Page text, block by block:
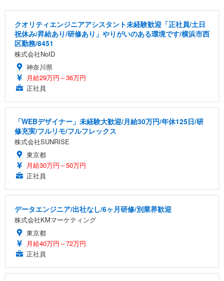
クオリティエンジニアアシスタント未経験歓迎「正社員/土日
祝休み/昇給あり/研修あり」やりがいのある環境です/横浜市西
区勤務/8451
株式会社NoID
神奈川県
月給29万円～36万円
正社員
「WEBデザイナー」未経験大歓迎/月給30万円/年休125日/研
修充実/フルリモ/フルフレックス
株式会社SUNRISE
東京都
月給30万円～50万円
正社員
データエンジニア/出社なし/6ヶ月研修/別業界歓迎
株式会社KMマーケティング
東京都
月給40万円～72万円
正社員